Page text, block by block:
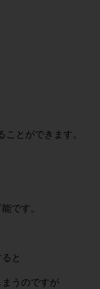
とができます。
です。
と
うのですが